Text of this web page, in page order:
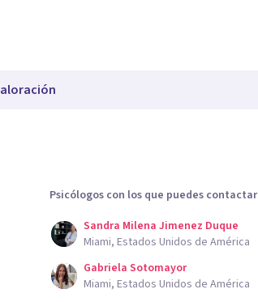
Psicólogos con los que puedes contactar
Sandra Milena Jimenez Duque
Miami, Estados Unidos de América
Gabriela Sotomayor
Miami, Estados Unidos de América